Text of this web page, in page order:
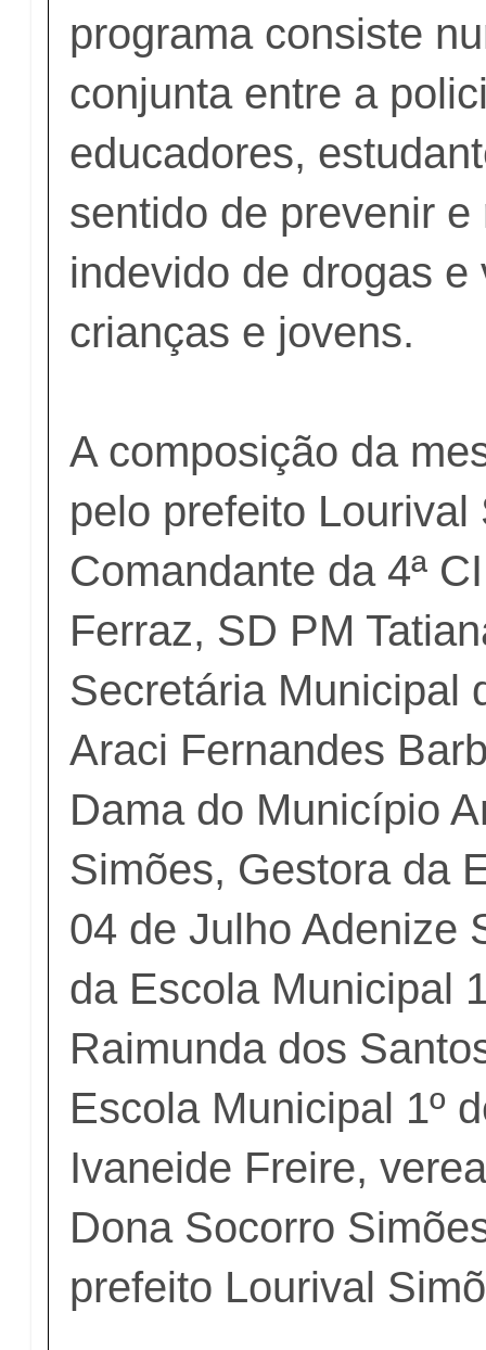
programa consiste
conjunta entre a
educadores,
sentido de prevenir
indevido de drogas e
crianças e jovens.
A composição da
pelo prefeito Lourival
Comandante da 4ª
Ferraz, SD PM
Secretária Municipal
Araci Fernandes
Dama do Município
Simões, Gestora da
04 de Julho Adenize
da Escola Municipal
Raimunda dos
Escola Municipal 1º
Ivaneide Freire,
Dona Socorro
prefeito Lourival